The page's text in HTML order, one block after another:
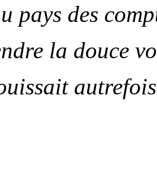
pays des
la douce